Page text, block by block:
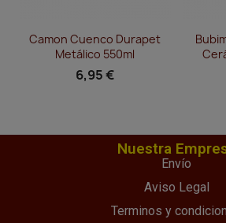
Vista rápida
Camon Cuenco Durapet
Metálico 550ml
6,95 €
Nuestra
Envío
Aviso Legal
Terminos y